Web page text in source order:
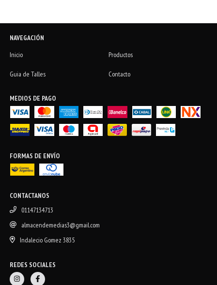
NAVEGACIÓN
Inicio
Productos
Guia de Talles Contacto
MEDIOS DE PAGO
FORMAS DE ENVÍO
CONTACTANOS
01147134713
almacendemedias3@gmail.com
Indalecio Gomez 3835
REDES SOCIALES